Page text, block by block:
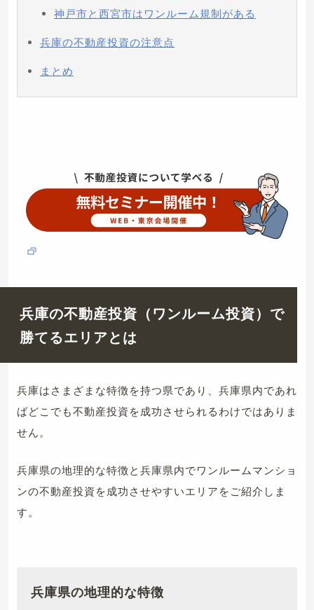
神戸市と西宮市はワンルーム規制がある
兵庫の不動産投資の注意点
まとめ
兵庫の不動産投資（ワンルーム投資）で
勝てるエリアとは
兵庫はさまざまな特徴を持つ県であり、兵庫県内であれ
ばどこでも不動産投資を成功させられるわけではありま
せん。
兵庫県の地理的な特徴と兵庫県内でワンルームマンショ
ンの不動産投資を成功させやすいエリアをご紹介しま
す。
兵庫県の地理的な特徴